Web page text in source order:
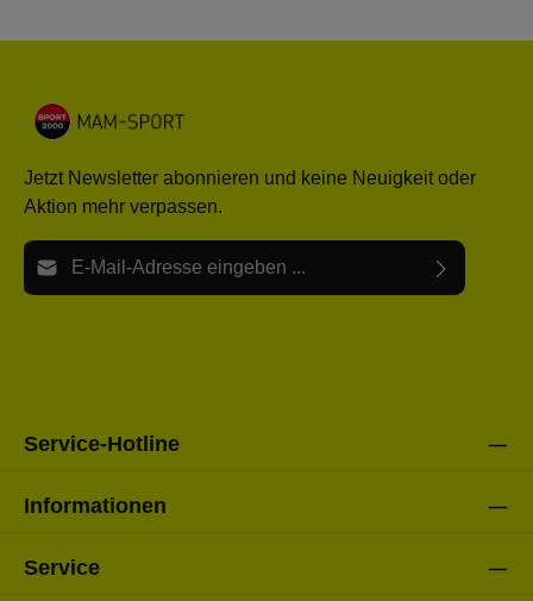
Jetzt Newsletter abonnieren und keine Neuigkeit oder
Aktion mehr verpassen.
E-Mail-Adresse*
Service-Hotline
Informationen
Service